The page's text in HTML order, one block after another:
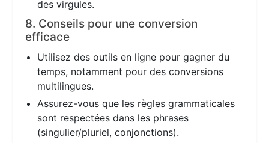
des virgules.
8. Conseils pour une conversion
efficace
Utilisez des outils en ligne pour gagner du
temps, notamment pour des conversions
multilingues.
Assurez-vous que les règles grammaticales
sont respectées dans les phrases
(singulier/pluriel, conjonctions).